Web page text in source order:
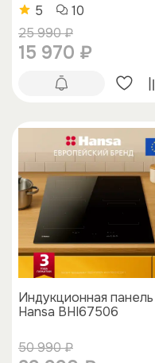
5
10
25 990 ₽
15 970 ₽
Индукционная панель
Hansa BHI67506
50 990 ₽